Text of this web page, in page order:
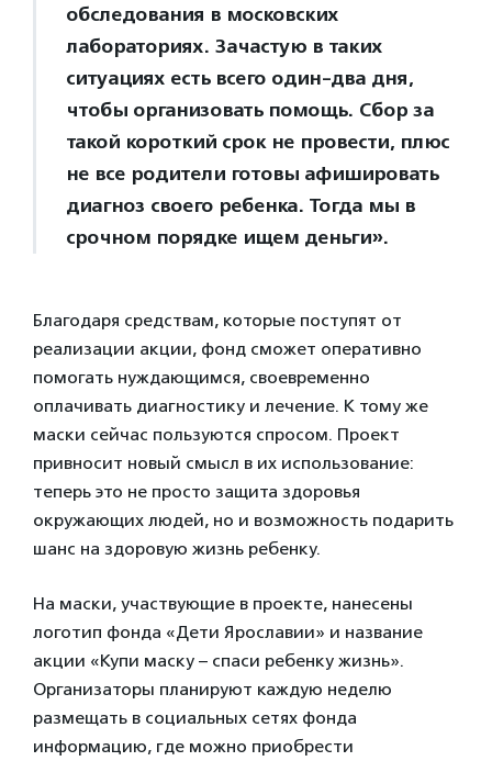
обследования в московских
лабораториях. Зачастую в таких
ситуациях есть всего один-два дня,
чтобы организовать помощь. Сбор за
такой короткий срок не провести, плюс
не все родители готовы афишировать
диагноз своего ребенка. Тогда мы в
срочном порядке ищем деньги».
Благодаря средствам, которые поступят от
реализации акции, фонд сможет оперативно
помогать нуждающимся, своевременно
оплачивать диагностику и лечение. К тому же
маски сейчас пользуются спросом. Проект
привносит новый смысл в их использование:
теперь это не просто защита здоровья
окружающих людей, но и возможность подарить
шанс на здоровую жизнь ребенку.
На маски, участвующие в проекте, нанесены
логотип фонда «Дети Ярославии» и название
акции «Купи маску – спаси ребенку жизнь».
Организаторы планируют каждую неделю
размещать в социальных сетях фонда
информацию, где можно приобрести